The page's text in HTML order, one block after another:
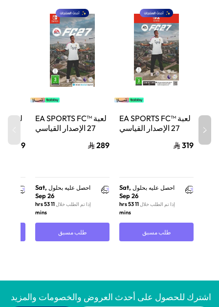
لعبة EA SPORTS FC™
27 الإصدار القياسي
319
احصل عليه بحلول Sat,
Sep 26
إذا تم الطلب خلال
11 hrs 53
mins
طلب مسبق
لعبة EA SPORTS FC™
27 الإصدار القياسي
289
احصل عليه بحلول Sat,
Sep 26
إذا تم الطلب خلال
11 hrs 53
mins
طلب مسبق
319
اشترك للحصول على أحدث العروض والخصومات والمزيد